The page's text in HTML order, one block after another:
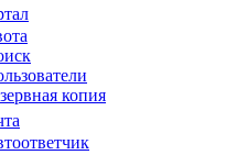
копия